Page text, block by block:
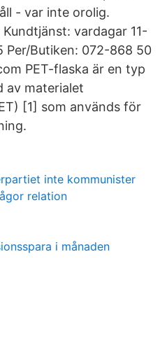
- var inte orolig.
vardagar 11-
Per/Butiken: 072-868 50
PET-flaska är en typ
av materialet
[1] som används för
inte kommunister
relation
i månaden